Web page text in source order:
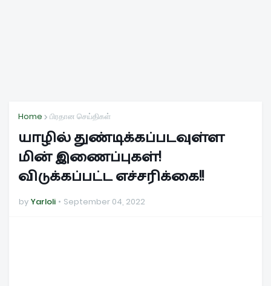
Home பிரதான செய்திகள்
யாழில் துண்டிக்கப்படவுள்ள
மின் இணைப்புகள்!
விடுக்கப்பட்ட எச்சரிக்கை!!
by Yarloli September 04, 2022